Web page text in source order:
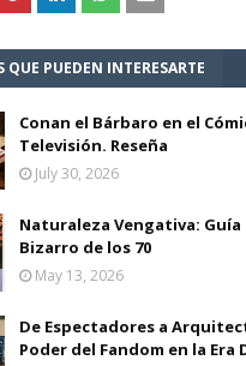
QUE PUEDEN INTERESARTE
Conan el Bárbaro en el
Televisión. Reseña
July 30, 2026
Naturaleza Vengativa:
Bizarro de los 70
May 13, 2026
De Espectadores a
Poder del Fandom en la Era